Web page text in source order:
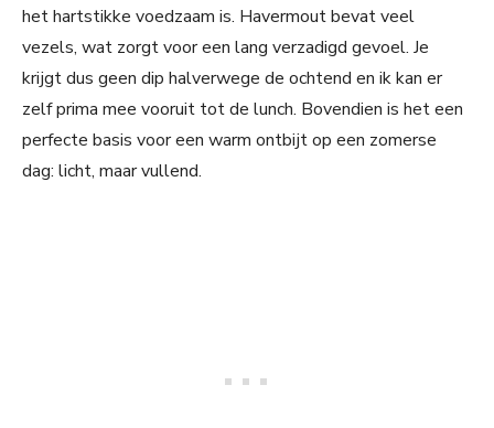
het hartstikke voedzaam is. Havermout bevat veel
vezels, wat zorgt voor een lang verzadigd gevoel. Je
krijgt dus geen dip halverwege de ochtend en ik kan er
zelf prima mee vooruit tot de lunch. Bovendien is het een
perfecte basis voor een warm ontbijt op een zomerse
dag: licht, maar vullend.